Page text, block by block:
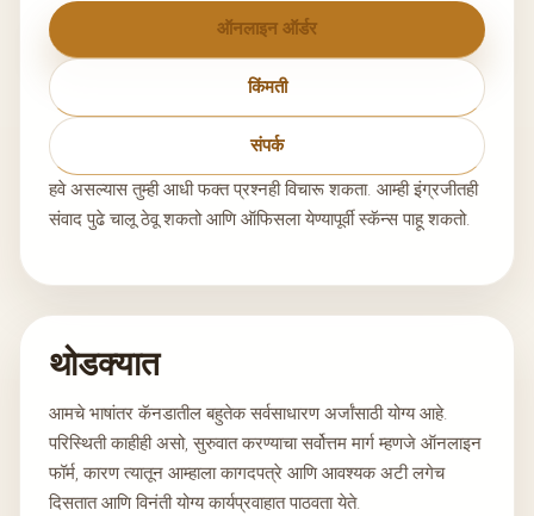
ऑनलाइन ऑर्डर
किंमती
संपर्क
हवे असल्यास तुम्ही आधी फक्त प्रश्नही विचारू शकता. आम्ही इंग्रजीतही
संवाद पुढे चालू ठेवू शकतो आणि ऑफिसला येण्यापूर्वी स्कॅन्स पाहू शकतो.
थोडक्यात
आमचे भाषांतर कॅनडातील बहुतेक सर्वसाधारण अर्जांसाठी योग्य आहे.
परिस्थिती काहीही असो, सुरुवात करण्याचा सर्वोत्तम मार्ग म्हणजे ऑनलाइन
फॉर्म, कारण त्यातून आम्हाला कागदपत्रे आणि आवश्यक अटी लगेच
दिसतात आणि विनंती योग्य कार्यप्रवाहात पाठवता येते.